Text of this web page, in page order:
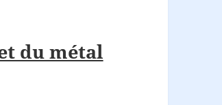
du métal